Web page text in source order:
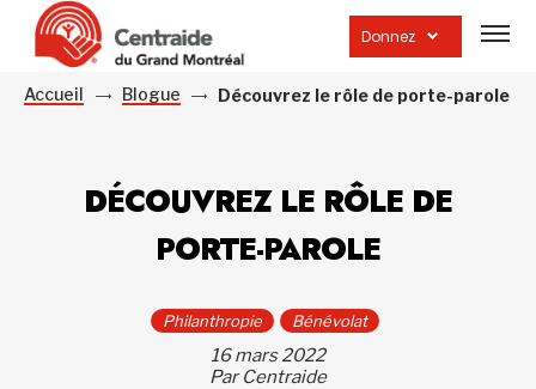
Donnez
la
Accueil Blogue Découvrez le rôle de porte-parole
DÉCOUVREZ LE RÔLE DE
PORTE-PAROLE
Philanthropie Bénévolat
16 mars 2022
Par Centraide